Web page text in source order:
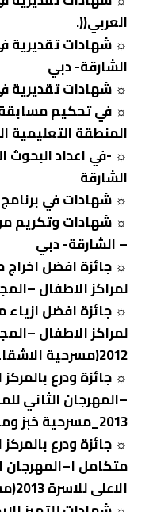
العربي((.
☼ شهادات تقديرية
الشارقة- دبي
☼ شهادات تقديرية
☼ في تحكيم مسابقة
المنطقة التعليمية
☼ -في اعداد البحوث
الشارقة
☼ شهادات في
☼ شهادات وتكريم من
– الشارقة- دبي
☼ جائزة افضل
لمراكز الاطفال
☼ جائزة افضل
لمراكز الاطفال
2012(مسرحية الاشقاء الاربعة)
☼ جائزة ودرع
–المهرجان الثاني
2013_مسرحية خبز وماء)
☼ جائزة ودرع
متكامل
الاعلى للاسرة 2013(مسرحية خبز وماء)